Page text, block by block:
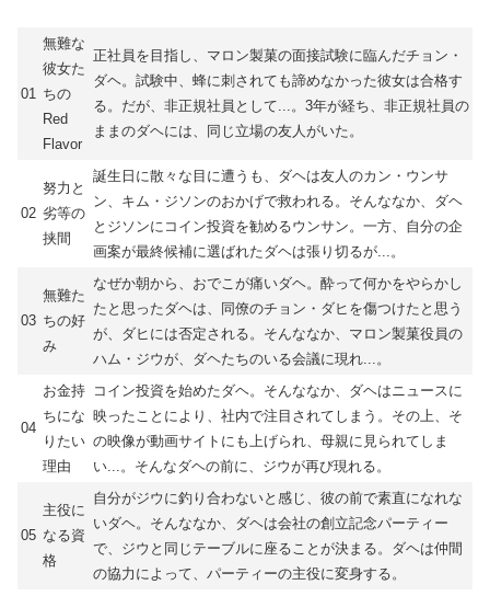
01
無難な
彼女た
ちの
Red
Flavor
正社員を目指し、マロン製菓の面接試験に臨んだチョン・
ダヘ。試験中、蜂に刺されても諦めなかった彼女は合格す
る。だが、非正規社員として...。3年が経ち、非正規社員の
ままのダヘには、同じ立場の友人がいた。
02
努力と
劣等の
挟間
誕生日に散々な目に遭うも、ダヘは友人のカン・ウンサ
ン、キム・ジソンのおかげで救われる。そんななか、ダヘ
とジソンにコイン投資を勧めるウンサン。一方、自分の企
画案が最終候補に選ばれたダヘは張り切るが...。
03
無難た
ちの好
み
なぜか朝から、おでこが痛いダヘ。酔って何かをやらかし
たと思ったダヘは、同僚のチョン・ダヒを傷つけたと思う
が、ダヒには否定される。そんななか、マロン製菓役員の
ハム・ジウが、ダヘたちのいる会議に現れ...。
04
お金持
ちにな
りたい
理由
コイン投資を始めたダヘ。そんななか、ダヘはニュースに
映ったことにより、社内で注目されてしまう。その上、そ
の映像が動画サイトにも上げられ、母親に見られてしま
い...。そんなダヘの前に、ジウが再び現れる。
05
主役に
なる資
格
自分がジウに釣り合わないと感じ、彼の前で素直になれな
いダヘ。そんななか、ダヘは会社の創立記念パーティー
で、ジウと同じテーブルに座ることが決まる。ダヘは仲間
の協力によって、パーティーの主役に変身する。